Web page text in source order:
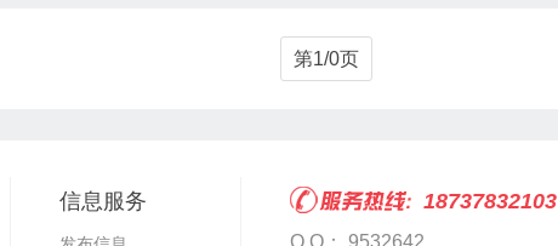
第1/0页
信息服务 18737832103